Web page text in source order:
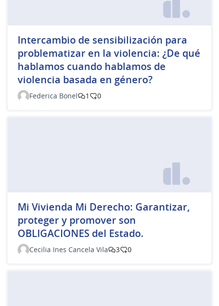
Intercambio de sensibilización para
problematizar en la violencia: ¿De qué
hablamos cuando hablamos de
violencia basada en género?
Federica Bonel 1 0
Mi Vivienda Mi Derecho: Garantizar,
proteger y promover son
OBLIGACIONES del Estado.
Cecilia Ines Cancela Vila 3 0